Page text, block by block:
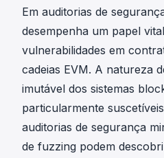
Em auditorias de
desempenha um papel
vulnerabilidades em
cadeias EVM. A natureza
imutável dos sistemas
particularmente
auditorias de segurança
de fuzzing podem